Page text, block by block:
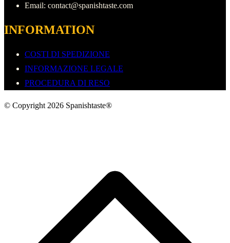
Email: contact@spanishtaste.com
INFORMATION
COSTI DI SPEDIZIONE
INFORMAZIONE LEGALE
PROCEDURA DI RESO
© Copyright 2026 Spanishtaste®